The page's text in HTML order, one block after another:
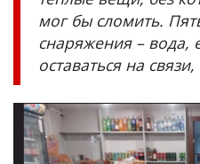
мог бы сломить.
снаряжения – вода,
оставаться на